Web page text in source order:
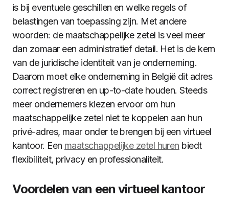
is bij eventuele geschillen en welke regels of
belastingen van toepassing zijn. Met andere
woorden: de maatschappelijke zetel is veel meer
dan zomaar een administratief detail. Het is de kern
van de juridische identiteit van je onderneming.
Daarom moet elke onderneming in België dit adres
correct registreren en up-to-date houden. Steeds
meer ondernemers kiezen ervoor om hun
maatschappelijke zetel niet te koppelen aan hun
privé-adres, maar onder te brengen bij een virtueel
kantoor. Een maatschappelijke zetel huren biedt
flexibiliteit, privacy en professionaliteit.
Voordelen van een virtueel kantoor